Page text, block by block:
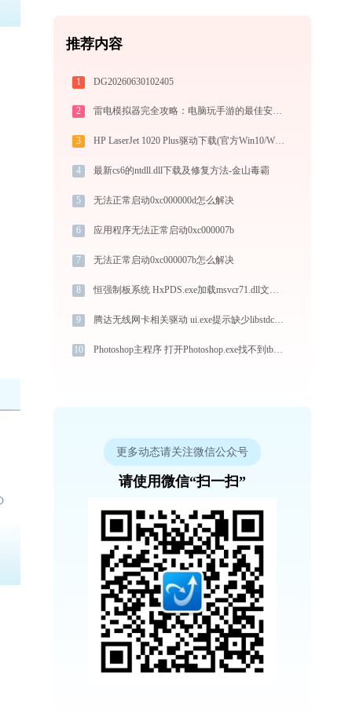
推荐内容
1 DG20260630102405
2 雷电模拟器完全攻略：电脑玩手游的最佳安卓模拟器下载安装与优化配置指南
3 HP LaserJet 1020 Plus驱动下载(官方Win10/Win11)
4 最新cs6的ntdll.dll下载及修复方法-金山毒霸
5 无法正常启动0xc000000d怎么解决
6 应用程序无法正常启动0xc000007b
7 无法正常启动0xc000007b怎么解决
8 恒强制板系统 HxPDS.exe加载msvcr71.dll文件丢失处理办法
9 腾达无线网卡相关驱动 ui.exe提示缺少libstdc++-6.dll文件的解决办法
10 Photoshop主程序 打开Photoshop.exe找不到tbbmalloc.dll怎么办
更多动态请关注微信公众号
请使用微信“扫一扫”